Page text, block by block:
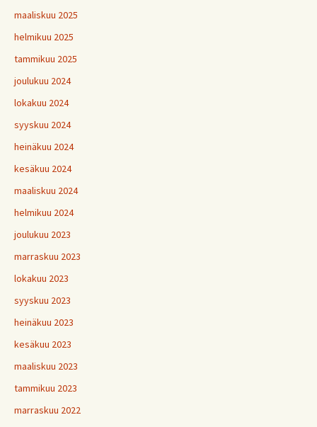
maaliskuu 2025
helmikuu 2025
tammikuu 2025
joulukuu 2024
lokakuu 2024
syyskuu 2024
heinäkuu 2024
kesäkuu 2024
maaliskuu 2024
helmikuu 2024
joulukuu 2023
marraskuu 2023
lokakuu 2023
syyskuu 2023
heinäkuu 2023
kesäkuu 2023
maaliskuu 2023
tammikuu 2023
marraskuu 2022